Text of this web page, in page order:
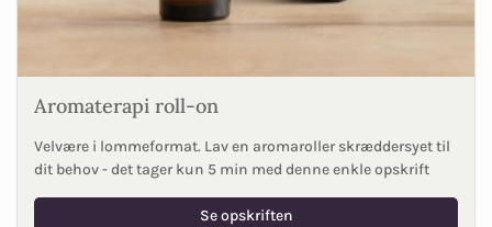
Aromaterapi roll-on
Velvære i lommeformat. Lav en aromaroller skræddersyet til
dit behov - det tager kun 5 min med denne enkle opskrift
Se opskriften